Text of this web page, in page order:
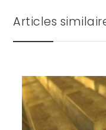
Articles